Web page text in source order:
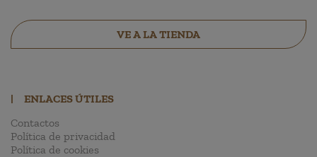
VE A LA TIENDA
|
ENLACES ÚTILES
Contactos
Política de privacidad
Política de cookies